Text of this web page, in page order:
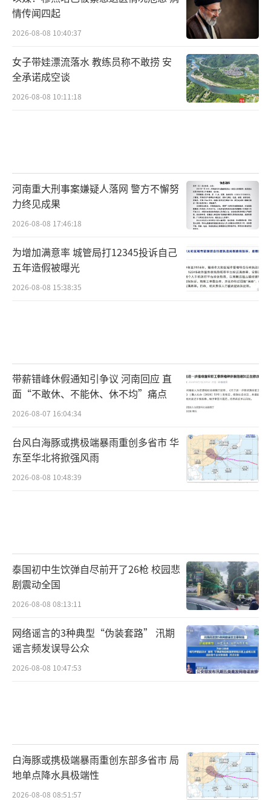
情传闻四起
2026-08-08 10:40:37
女子带娃漂流落水 教练员称不敢捞 安
全承诺成空谈
2026-08-08 10:11:18
河南重大刑事案嫌疑人落网 警方不懈努
力终见成果
2026-08-08 17:46:18
为增加满意率 城管局打12345投诉自己
五年造假被曝光
2026-08-08 15:38:35
带薪错峰休假通知引争议 河南回应 直
面“不敢休、不能休、休不均”痛点
2026-08-07 16:04:34
台风白海豚或携极端暴雨重创多省市 华
东至华北将掀强风雨
2026-08-08 10:48:39
泰国初中生饮弹自尽前开了26枪 校园悲
剧震动全国
2026-08-08 08:13:11
网络谣言的3种典型“伪装套路” 汛期
谣言频发误导公众
2026-08-08 10:47:53
白海豚或携极端暴雨重创东部多省市 局
地单点降水具极端性
2026-08-08 08:51:57